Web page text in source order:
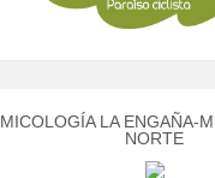
MICOLOGÍA LA ENGAÑA-
NORTE